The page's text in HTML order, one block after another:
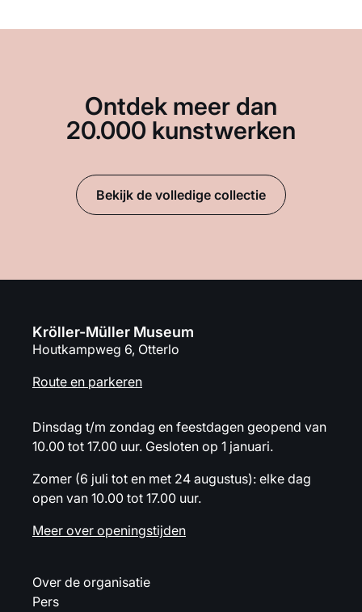
Ontdek meer dan
20.000 kunstwerken
Bekijk de volledige collectie
Kröller-Müller Museum
Houtkampweg 6, Otterlo
Route en parkeren
Dinsdag t/m zondag en feestdagen geopend van
10.00 tot 17.00 uur. Gesloten op 1 januari.
Zomer (6 juli tot en met 24 augustus): elke dag
open van 10.00 tot 17.00 uur.
Meer over openingstijden
Over de organisatie
Pers